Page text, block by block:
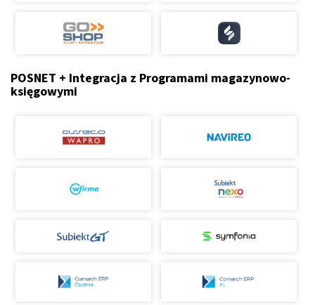
POSNET + Integracja z Programami magazynowo-
księgowymi